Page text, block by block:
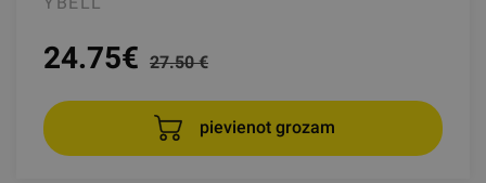
24.75€ 27.50 €
pievienot grozam